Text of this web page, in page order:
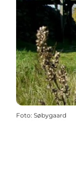
Foto: Søbygaard